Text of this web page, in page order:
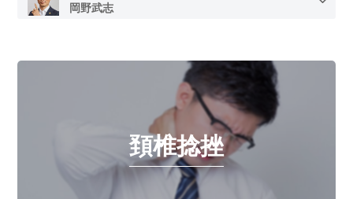
岡野武志
頚椎捻挫